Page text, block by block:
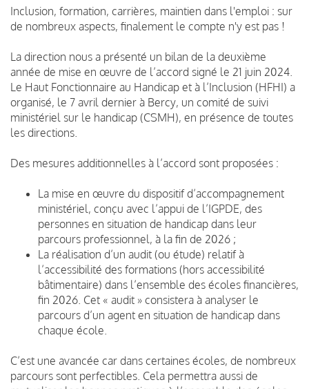
Inclusion, formation, carrières, maintien dans l'emploi : sur
de nombreux aspects, finalement le compte n'y est pas !
La direction nous a présenté un bilan de la deuxième
année de mise en œuvre de l’accord signé le 21 juin 2024.
Le Haut Fonctionnaire au Handicap et à l’Inclusion (HFHI) a
organisé, le 7 avril dernier à Bercy, un comité de suivi
ministériel sur le handicap (CSMH), en présence de toutes
les directions.
Des mesures additionnelles à l’accord sont proposées :
La mise en œuvre du dispositif d’accompagnement
ministériel, conçu avec l’appui de l’IGPDE, des
personnes en situation de handicap dans leur
parcours professionnel, à la fin de 2026 ;
La réalisation d’un audit (ou étude) relatif à
l’accessibilité des formations (hors accessibilité
bâtimentaire) dans l’ensemble des écoles financières,
fin 2026. Cet « audit » consistera à analyser le
parcours d’un agent en situation de handicap dans
chaque école.
C’est une avancée car dans certaines écoles, de nombreux
parcours sont perfectibles. Cela permettra aussi de